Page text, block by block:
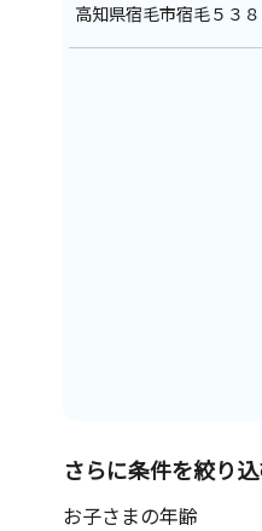
高知県宿毛市宿毛５３
さらに条件を絞り
お子さまの年齢